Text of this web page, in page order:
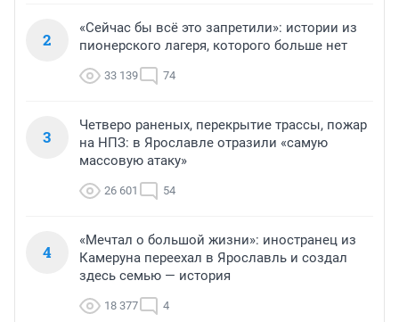
2
«Сейчас бы всё это запретили»: истории из
пионерского лагеря, которого больше нет
33 139 74
3
Четверо раненых, перекрытие трассы, пожар
на НПЗ: в Ярославле отразили «самую
массовую атаку»
26 601 54
4
«Мечтал о большой жизни»: иностранец из
Камеруна переехал в Ярославль и создал
здесь семью — история
18 377 4